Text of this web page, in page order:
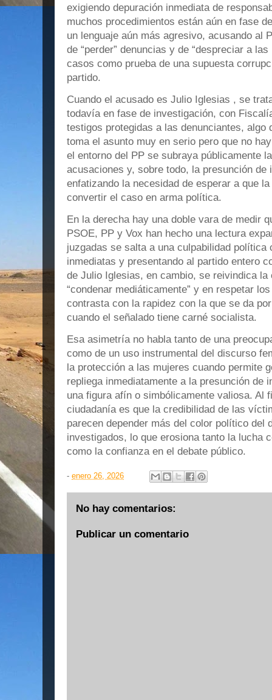
exigiendo depuración inmediata de
muchos procedimientos están aún en fase
un lenguaje aún más agresivo, acusando al
de “perder” denuncias y de “despreciar a
casos como prueba de una supuesta
partido.
Cuando el acusado es Julio Iglesias , se
todavía en fase de investigación, con
testigos protegidas a las denunciantes, algo
toma el asunto muy en serio pero que no
el entorno del PP se subraya públicamente
acusaciones y, sobre todo, la presunción de
enfatizando la necesidad de esperar a que
convertir el caso en arma política.
En la derecha hay una doble vara de medir
PSOE, PP y Vox han hecho una lectura
juzgadas se salta a una culpabilidad
inmediatas y presentando al partido entero
de Julio Iglesias, en cambio, se reivindica
“condenar mediáticamente” y en respetar
contrasta con la rapidez con la que se da
cuando el señalado tiene carné socialista.
Esa asimetría no habla tanto de una
como de un uso instrumental del discurso
la protección a las mujeres cuando permite
repliega inmediatamente a la presunción de
una figura afín o simbólicamente valiosa. Al
ciudadanía es que la credibilidad de las
parecen depender más del color político del
investigados, lo que erosiona tanto la lucha
como la confianza en el debate público.
- enero 26, 2026
No hay comentarios:
Publicar un comentario